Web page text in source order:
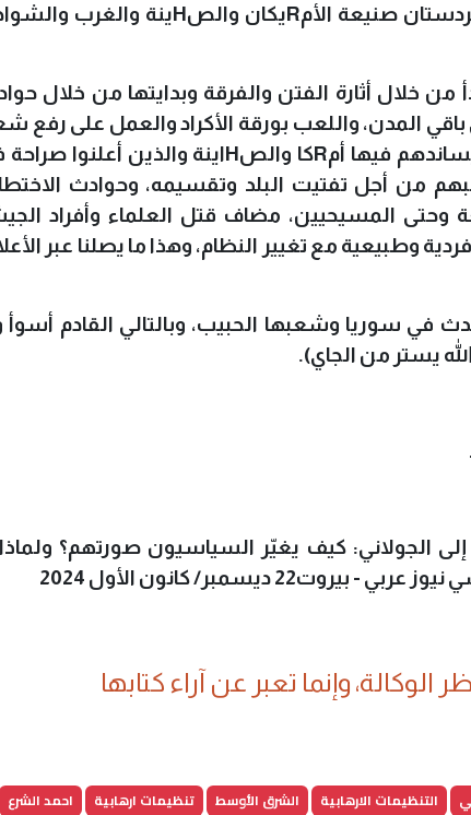
صنيعة الأمRيكان والصHينة والغرب
من خلال أثارة الفتن والفرقة وبدايتها من خلال
المدن، واللعب بورقة الأكراد والعمل على رفع
فيها أمRكا والصHاينة والذين أعلنوا
من أجل تفتيت البلد وتقسيمه، وحوادث
وحتى المسيحيين، مضاف قتل العلماء وأفراد
وطبيعية مع تغيير النظام، وهذا ما يصلنا عبر
في سوريا وشعبها الحبيب، وبالتالي القادم أسوأ
يستر من الجاي).
الجولاني: كيف يغيّر السياسيون صورتهم؟
- بيروت22 ديسمبر/ كانون الأول 2024
وإنما تعبر عن آراء كتابها
التنظيمات الارهابية الشرق الأوسط تنظيمات ارهابية احمد الشرع